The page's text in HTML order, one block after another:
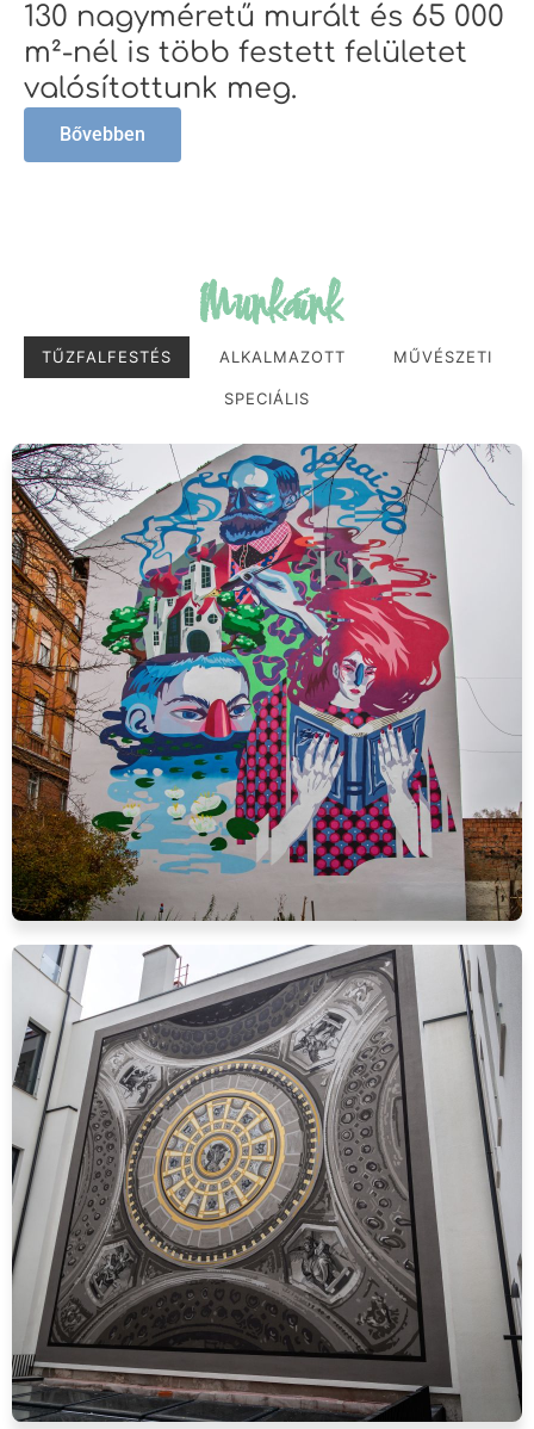
130 nagyméretű murált és 65 000
m²-nél is több festett felületet
valósítottunk meg.
Bővebben
Munkáink
TŰZFALFESTÉS ALKALMAZOTT MŰVÉSZETI
SPECIÁLIS